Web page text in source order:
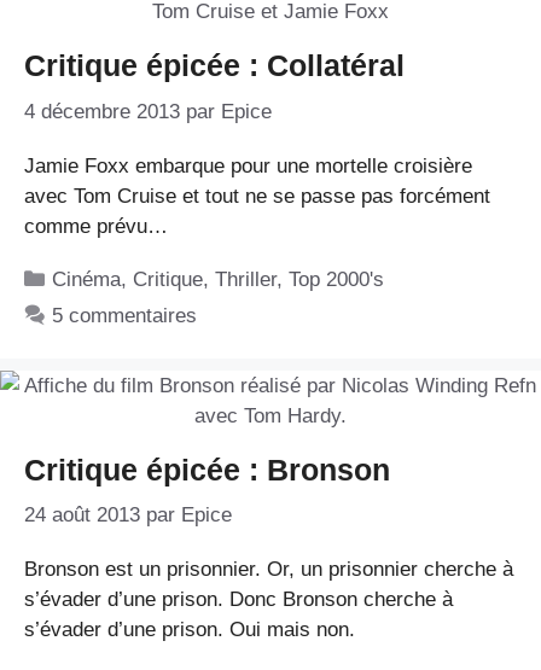
Critique épicée : Collatéral
4 décembre 2013 par Epice
Jamie Foxx embarque pour une mortelle croisière
avec Tom Cruise et tout ne se passe pas forcément
comme prévu…
Catégories
Cinéma, Critique,Thriller,Top 2000's
5 commentaires
Critique épicée : Bronson
24 août 2013 par Epice
Bronson est un prisonnier. Or, un prisonnier cherche à
s’évader d’une prison. Donc Bronson cherche à
s’évader d’une prison. Oui mais non.